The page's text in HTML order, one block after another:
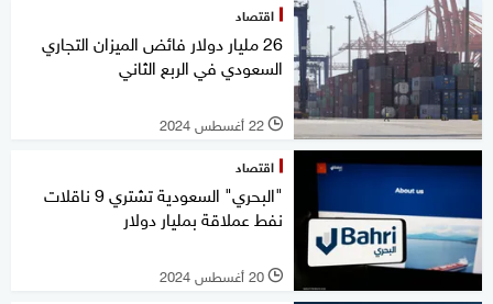
اقتصاد
26 مليار دولار فائض الميزان التجاري
السعودي في الربع الثاني
l 22 أغسطس 2024
اقتصاد
"البحري" السعودية تشتري 9 ناقلات
نفط عملاقة بمليار دولار
l 20 أغسطس 2024